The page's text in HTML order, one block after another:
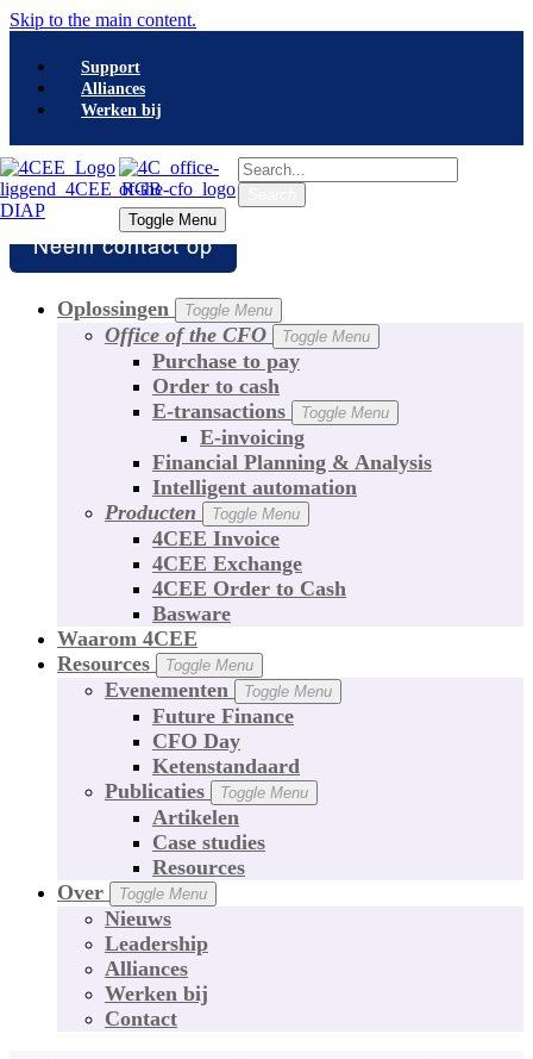
Skip to the main content.
Support
Alliances
Werken bij
Toggle Menu
Search
Toggle Menu
Oplossingen Toggle Menu
Office of the CFO Toggle Menu
Purchase to pay
Order to cash
E-transactions
Toggle Menu
E-invoicing
Financial Planning & Analysis
Intelligent automation
Producten
Toggle Menu
4CEE Invoice
4CEE Exchange
4CEE Order to Cash
Basware
Waarom 4CEE
Resources
Toggle Menu
Evenementen Toggle Menu
Future Finance
CFO Day
Ketenstandaard
Publicaties
Toggle Menu
Artikelen
Case studies
Resources
Over
Toggle Menu
Nieuws
Leadership
Alliances
Werken bij
Contact